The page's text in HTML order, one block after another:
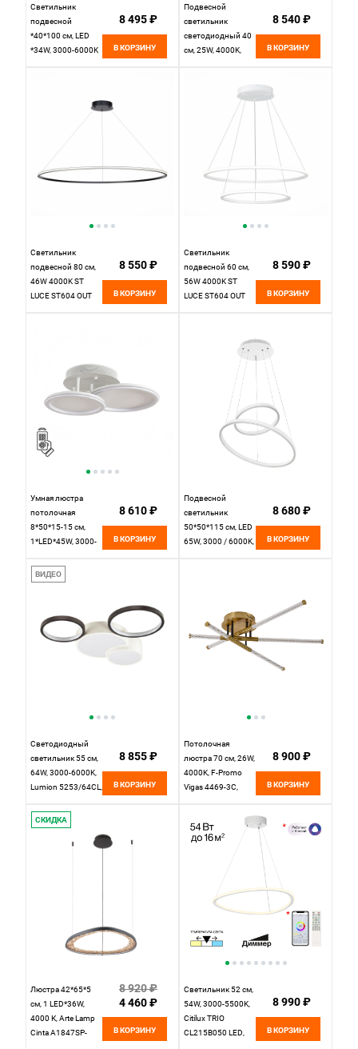
Светильник
подвесной
*40*100 см, LED
*34W, 3000-6000K
8 495 ₽
В КОРЗИНУ
Подвесной
светильник
светодиодный 40
см, 25W, 4000K,
8 540 ₽
В КОРЗИНУ
Светильник
подвесной 80 см,
46W 4000K ST
LUCE ST604 OUT
8 550 ₽
В КОРЗИНУ
Светильник
подвесной 60 см,
56W 4000K ST
LUCE ST604 OUT
8 590 ₽
В КОРЗИНУ
Умная люстра
потолочная
8*50*15-15 см,
1*LED*45W, 3000-
Smart 8380/45CL,
белый
8 610 ₽
В КОРЗИНУ
Подвесной
светильник
50*50*115 см, LED
65W, 3000 / 6000K,
8 680 ₽
В КОРЗИНУ
ВИДЕО
Светодиодный
светильник 55 см,
64W, 3000-6000K,
Lumion 5253/64CL,
пультом
8 855 ₽
В КОРЗИНУ
Потолочная
люстра 70 см, 26W,
4000K, F-Promo
Vigas 4469-3C,
8 900 ₽
В КОРЗИНУ
СКИДКА
Люстра 42*65*5
см, 1 LED*36W,
4000 К, Arte Lamp
Cinta A1847SP-
8 920 ₽
4 460 ₽
В КОРЗИНУ
Светильник 52 см,
54W, 3000-5500K,
Citilux TRIO
CL215B050 LED,
8 990 ₽
В КОРЗИНУ